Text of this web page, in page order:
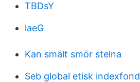
TBDsY
laeG
Kan smält smör stelna
Seb global etisk indexfond